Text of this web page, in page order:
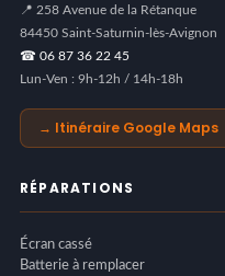
📍 258 Avenue de la Rétanque
84450 Saint-Saturnin-lès-Avignon
☎ 06 87 36 22 45
Lun-Ven : 9h-12h / 14h-18h
→ Itinéraire Google Maps
RÉPARATIONS
Écran cassé
Batterie à remplacer